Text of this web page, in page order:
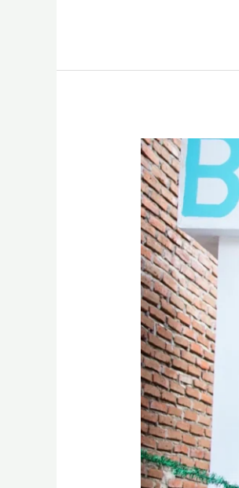
BSI
Maslahat
Hadirkan
Wakaf
Sumur
di
Sumbawa,
Solusi
Krisis
Air
Bersih
Warga
Desa
Maman